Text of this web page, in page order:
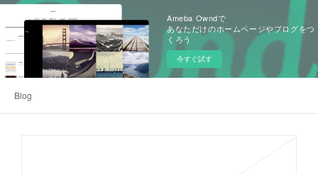
Ameba Owndで
あなただけのホームページやブログをつ
くろう
今すぐ試す
Blog